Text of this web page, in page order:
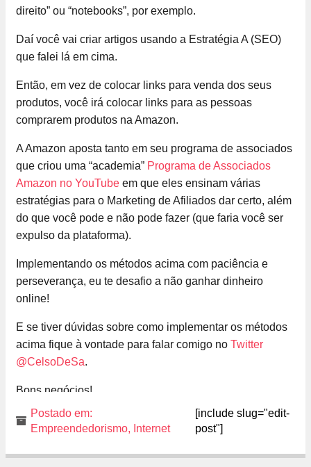
direito” ou “notebooks”, por exemplo.
Daí você vai criar artigos usando a Estratégia A (SEO)
que falei lá em cima.
Então, em vez de colocar links para venda dos seus
produtos, você irá colocar links para as pessoas
comprarem produtos na Amazon.
A Amazon aposta tanto em seu programa de associados
que criou uma “academia” Programa de Associados
Amazon no YouTube em que eles ensinam várias
estratégias para o Marketing de Afiliados dar certo, além
do que você pode e não pode fazer (que faria você ser
expulso da plataforma).
Implementando os métodos acima com paciência e
perseverança, eu te desafio a não ganhar dinheiro
online!
E se tiver dúvidas sobre como implementar os métodos
acima fique à vontade para falar comigo no Twitter
@CelsoDeSa.
Bons negócios!
Postado em:
Empreendedorismo, Internet
[include slug="edit-
post"]